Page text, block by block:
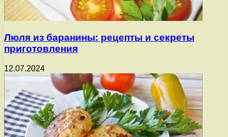
Люля из баранины: рецепты и секреты
приготовления
12.07.2024